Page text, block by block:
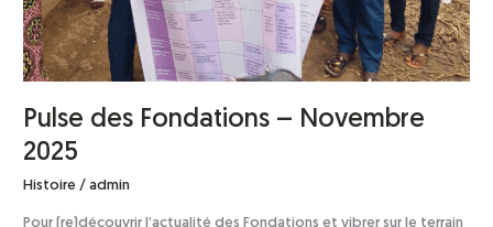
Pulse des Fondations – Novembre
2025
Histoire /admin
Pour (re)découvrir l’actualité des Fondations et vibrer sur le terrain